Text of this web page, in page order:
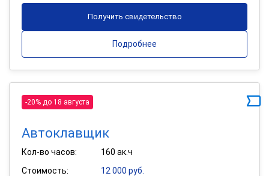
Получить свидетельство
Подробнее
-20% до 18 августа
Автоклавщик
Кол-во часов:
160 ак.ч
Стоимость:
12 000 руб.